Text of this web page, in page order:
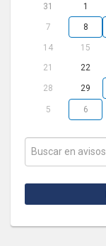
31 1
7 8
14 15
21
22
28 29
5 6